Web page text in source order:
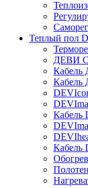
Теплый пол
ДЕВИ
Кабель
Кабель
Кабель
Кабель